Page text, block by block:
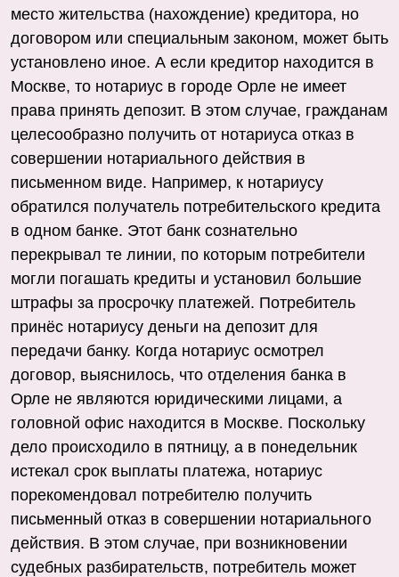
место жительства (нахождение) кредитора, но
договором или специальным законом, может быть
установлено иное. А если кредитор находится в
Москве, то нотариус в городе Орле не имеет
права принять депозит. В этом случае, гражданам
целесообразно получить от нотариуса отказ в
совершении нотариального действия в
письменном виде. Например, к нотариусу
обратился получатель потребительского кредита
в одном банке. Этот банк сознательно
перекрывал те линии, по которым потребители
могли погашать кредиты и установил большие
штрафы за просрочку платежей. Потребитель
принёс нотариусу деньги на депозит для
передачи банку. Когда нотариус осмотрел
договор, выяснилось, что отделения банка в
Орле не являются юридическими лицами, а
головной офис находится в Москве. Поскольку
дело происходило в пятницу, а в понедельник
истекал срок выплаты платежа, нотариус
порекомендовал потребителю получить
письменный отказ в совершении нотариального
действия. В этом случае, при возникновении
судебных разбирательств, потребитель может